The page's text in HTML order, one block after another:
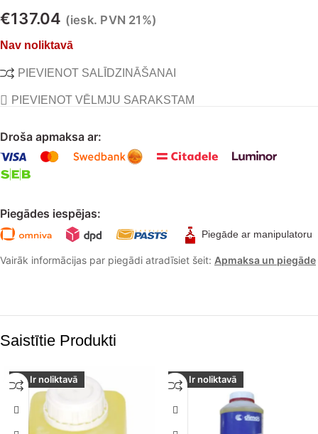
€137.04 (iesk. PVN 21%)
Nav noliktavā
Droša apmaksa ar:
Piegādes iespējas:
Piegāde ar manipulatoru
Vairāk informācijas par piegādi atradīsiet šeit: Apmaksa un piegāde
PIEVIENOT SALĪDZINĀŠANAI
PIEVIENOT VĒLMJU SARAKSTAM
Saistītie Produkti
Ir noliktavā Ir noliktavā